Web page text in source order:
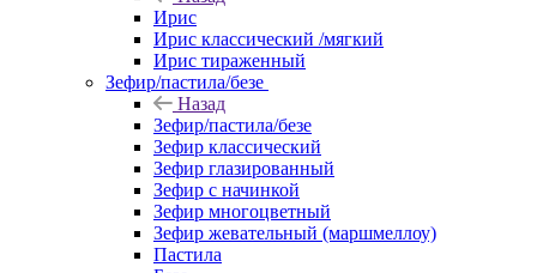
Ирис
Ирис классический /мягкий
Ирис тираженный
Зефир/пастила/безе
Назад
Зефир/пастила/безе
Зефир классический
Зефир глазированный
Зефир с начинкой
Зефир многоцветный
Зефир жевательный (маршмеллоу)
Пастила